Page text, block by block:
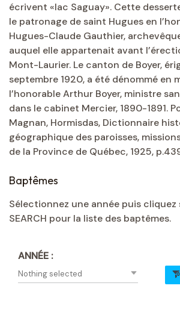
écrivent «lac Saguay». Cette
le patronage de saint Hugues en
Hugues-Claude Gauthier,
auquel elle appartenait avant
Mont-Laurier. Le canton de Boyer,
septembre 1920, a été dénommé en
l’honorable Arthur Boyer, ministre
dans le cabinet Mercier, 1890-1891.
Magnan, Hormisdas, Dictionnaire
géographique des paroisses,
de la Province de Québec, 1925,
Baptêmes
Sélectionnez une année puis
SEARCH pour la liste des baptêmes.
ANNÉE :
Nothing selected